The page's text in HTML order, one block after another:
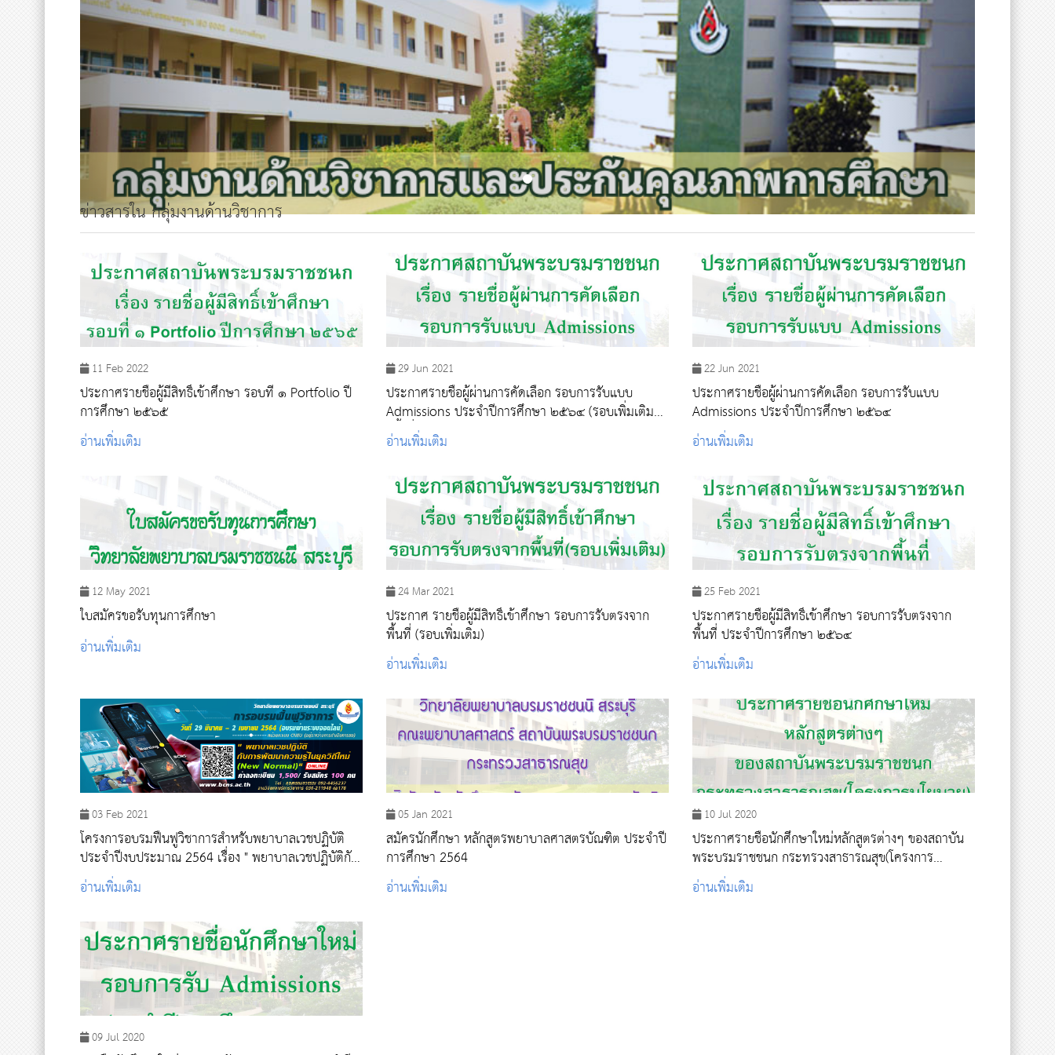
ข่าวสารใน กลุ่มงานด้านวิชาการ
11 Feb 2022
ประกาศรายชื่อผู้มีสิทธิ์เข้าศึกษา รอบที่ ๑ Portfolio ปี
การศึกษา ๒๕๖๕
อ่านเพิ่มเติม
29 Jun 2021
ประกาศรายชื่อผู้ผ่านการคัดเลือก รอบการรับแบบ
Admissions ประจำปีการศึกษา ๒๕๖๔ (รอบเพิ่มเติม
ครั้งที่ ๑)
อ่านเพิ่มเติม
22 Jun 2021
ประกาศรายชื่อผู้ผ่านการคัดเลือก รอบการรับแบบ
Admissions ประจำปีการศึกษา ๒๕๖๔
อ่านเพิ่มเติม
12 May 2021
ใบสมัครขอรับทุนการศึกษา
อ่านเพิ่มเติม
24 Mar 2021
ประกาศ รายชื่อผู้มีสิทธิ์เข้าศึกษา รอบการรับตรงจาก
พื้นที่ (รอบเพิ่มเติม)
อ่านเพิ่มเติม
25 Feb 2021
ประกาศรายชื่อผู้มีสิทธิ์เข้าศึกษา รอบการรับตรงจาก
พื้นที่ ประจำปีการศึกษา ๒๕๖๔
อ่านเพิ่มเติม
03 Feb 2021
โครงการอบรมฟื้นฟูวิชาการสำหรับพยาบาลเวชปฏิบัติ
ประจำปีงบประมาณ 2564 เรื่อง " พยาบาลเวชปฏิบัติกับ
การพัฒนาความรู้ในยุควิถีใหม่ (New Normal)"
อ่านเพิ่มเติม
05 Jan 2021
สมัครนักศึกษา หลักสูตรพยาบาลศาสตรบัณฑิต ประจำปี
การศึกษา 2564
อ่านเพิ่มเติม
10 Jul 2020
ประกาศรายชื่อนักศึกษาใหม่หลักสูตรต่างๆ ของสถาบัน
พระบรมราชชนก กระทรวงสาธารณสุข(โครงการ
นโยบาย) ประจำปีการศึกษา 2563
อ่านเพิ่มเติม
09 Jul 2020